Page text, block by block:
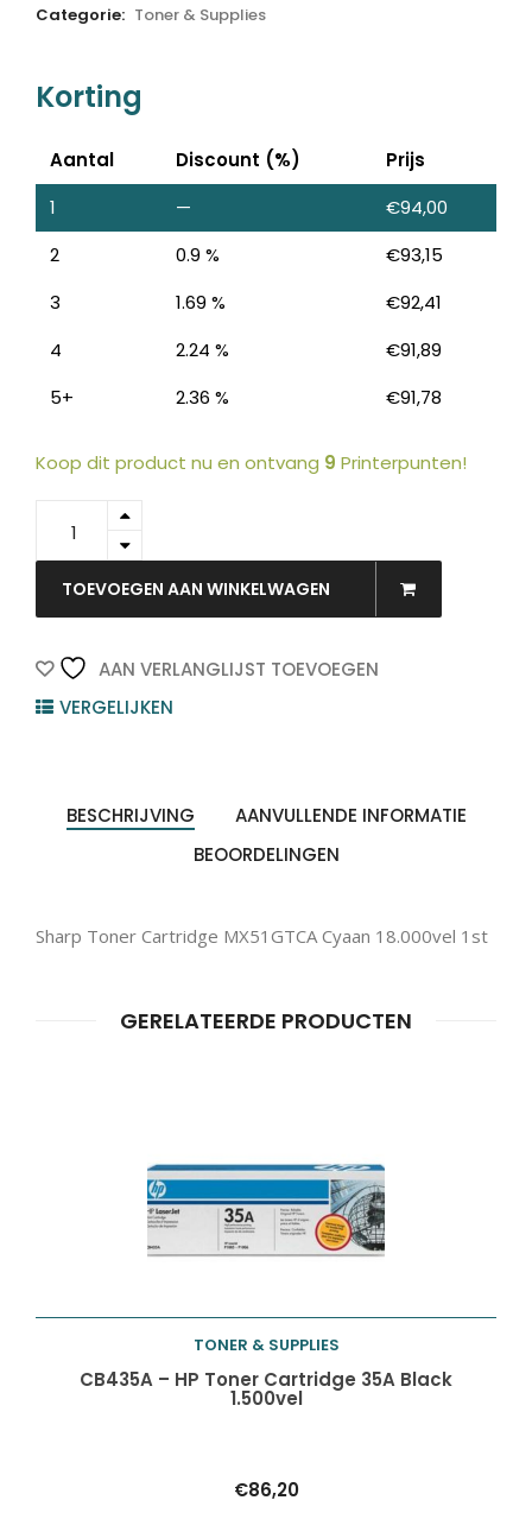
Categorie: Toner & Supplies
Korting
Aantal Discount (%)
Prijs
1
— €94,00
2
0.9 % €93,15
3
1.69 % €92,41
4
2.24 % €91,89
5+
2.36 % €91,78
Koop dit product nu en ontvang 9 Printerpunten!
51GTCA
-
SHARP
Toner
18.000vel
quantity
TOEVOEGEN AAN WINKELWAGEN
AAN VERLANGLIJST TOEVOEGEN
VERGELIJKEN
BESCHRIJVING
AANVULLENDE INFORMATIE
BEOORDELINGEN
Sharp Toner Cartridge MX51GTCA Cyaan 18.000vel 1st
GERELATEERDE PRODUCTEN
Toevoegen aan
TONER & SUPPLIES
CB435A – HP Toner Cartridge 35A Black
1.500vel
€86,20
Producten